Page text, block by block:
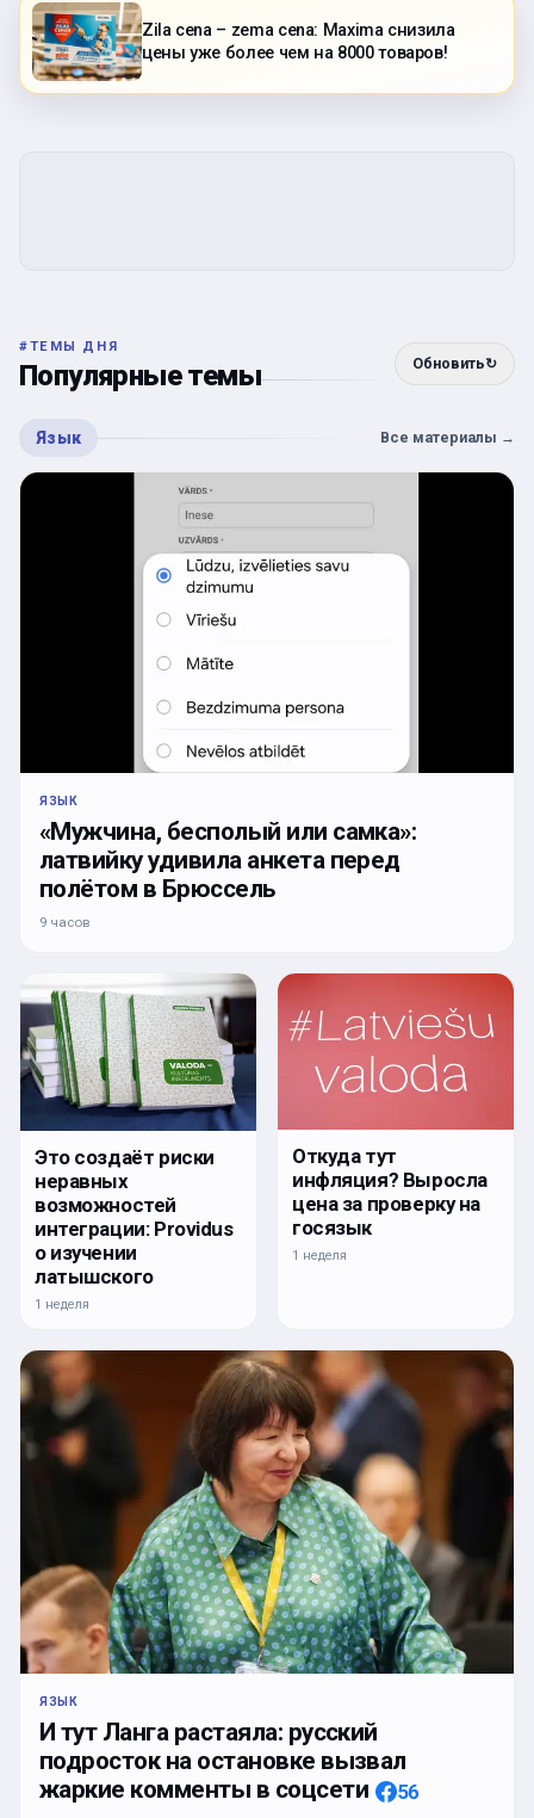
Zila cena – zema cena: Maxima снизила
цены уже более чем на 8000 товаров!
#ТЕМЫ ДНЯ
Популярные темы Обновить↻
Язык Все материалы →
ЯЗЫК
«Мужчина, бесполый или самка»:
латвийку удивила анкета перед
полётом в Брюссель
9 часов
Это создаёт риски
неравных
возможностей
интеграции: Providus
о изучении
латышского
1 неделя
Откуда тут
инфляция? Выросла
цена за проверку на
госязык
1 неделя
ЯЗЫК
И тут Ланга растаяла: русский
подросток на остановке вызвал
жаркие комменты в соцсети
56